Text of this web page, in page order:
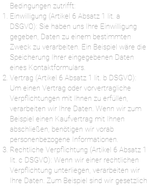
Bedingungen zutrifft:
Einwilligung (Artikel 6 Absatz 1 lit. a
DSGVO): Sie haben uns Ihre Einwilligung
gegeben, Daten zu einem bestimmten
Zweck zu verarbeiten. Ein Beispiel wäre die
Speicherung Ihrer eingegebenen Daten
eines Kontaktformulars.
Vertrag (Artikel 6 Absatz 1 lit. b DSGVO):
Um einen Vertrag oder vorvertragliche
Verpflichtungen mit Ihnen zu erfüllen,
verarbeiten wir Ihre Daten. Wenn wir zum
Beispiel einen Kaufvertrag mit Ihnen
abschließen, benötigen wir vorab
personenbezogene Informationen.
Rechtliche Verpflichtung (Artikel 6 Absatz 1
lit. c DSGVO): Wenn wir einer rechtlichen
Verpflichtung unterliegen, verarbeiten wir
Ihre Daten. Zum Beispiel sind wir gesetzlich